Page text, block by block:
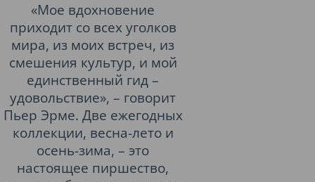
«Мое вдохновение
приходит со всех уголков
мира, из моих встреч, из
смешения культур, и мой
единственный гид –
удовольствие», – говорит
Пьер Эрме. Две ежегодных
коллекции, весна-лето и
осень-зима, – это
настоящее пиршество,